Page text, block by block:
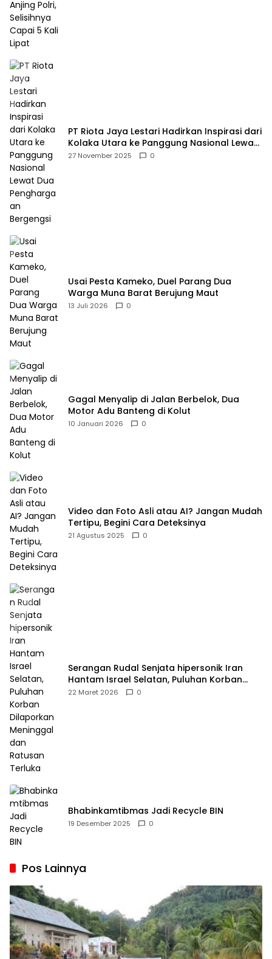
PT Riota Jaya Lestari Hadirkan Inspirasi dari
Kolaka Utara ke Panggung Nasional Lewat
Dua Penghargaan Bergengsi
27 November 2025 0
Usai Pesta Kameko, Duel Parang Dua
Warga Muna Barat Berujung Maut
13 Juli 2026 0
Gagal Menyalip di Jalan Berbelok, Dua
Motor Adu Banteng di Kolut
10 Januari 2026 0
Video dan Foto Asli atau AI? Jangan Mudah
Tertipu, Begini Cara Deteksinya
21 Agustus 2025 0
Serangan Rudal Senjata hipersonik Iran
Hantam Israel Selatan, Puluhan Korban
Dilaporkan Meninggal dan Ratusan Terluka
22 Maret 2026 0
Bhabinkamtibmas Jadi Recycle BIN
19 Desember 2025 0
Pos Lainnya